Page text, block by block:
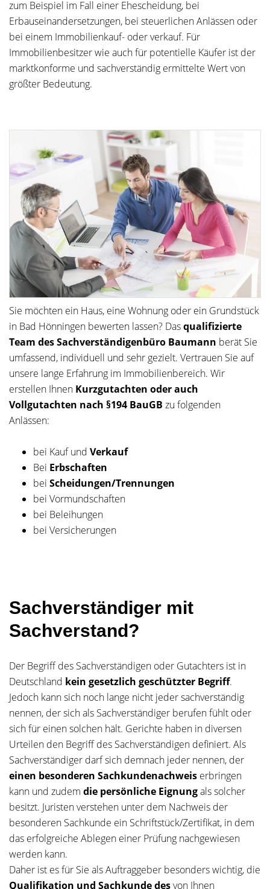
zum Beispiel im Fall einer Ehescheidung, bei
Erbauseinandersetzungen, bei steuerlichen Anlässen oder
bei einem Immobilienkauf- oder verkauf. Für
Immobilienbesitzer wie auch für potentielle Käufer ist der
marktkonforme und sachverständig ermittelte Wert von
größter Bedeutung.
Sie möchten ein Haus, eine Wohnung oder ein Grundstück
in Bad Hönningen bewerten lassen? Dasqualifizierte
Team des Sachverständigenbüro Baumann berät Sie
umfassend, individuell und sehr gezielt. Vertrauen Sie auf
unsere lange Erfahrung im Immobilienbereich. Wir
erstellen Ihnen Kurzgutachten oder auch
Vollgutachten nach §194 BauGB zu folgenden
Anlässen:
bei Kauf und Verkauf
Bei Erbschaften
bei Scheidungen/Trennungen
bei Vormundschaften
bei Beleihungen
bei Versicherungen
Sachverständiger mit
Sachverstand?
Der Begriff des Sachverständigen oder Gutachters ist in
Deutschland kein gesetzlich geschützter Begriff.
Jedoch kann sich noch lange nicht jeder sachverständig
nennen, der sich als Sachverständiger berufen fühlt oder
sich für einen solchen hält. Gerichte haben in diversen
Urteilen den Begriff des Sachverständigen definiert. Als
Sachverständiger darf sich demnach jeder nennen, der
einen besonderen Sachkundenachweis erbringen
kann und zudem die persönliche Eignungals solcher
besitzt. Juristen verstehen unter dem Nachweis der
besonderen Sachkunde ein Schriftstück/Zertifikat, in dem
das erfolgreiche Ablegen einer Prüfung nachgewiesen
werden kann.
Daher ist es für Sie als Auftraggeber besonders wichtig, die
Qualifikation und Sachkunde desvon Ihnen